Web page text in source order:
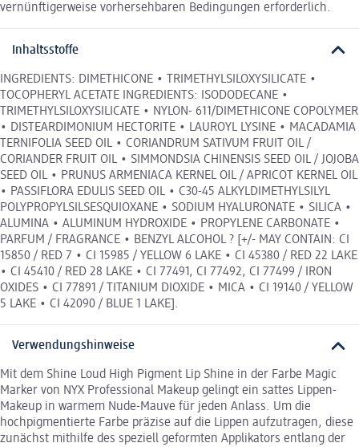
vernünftigerweise vorhersehbaren Bedingungen erforderlich.
Inhaltsstoffe
INGREDIENTS: DIMETHICONE • TRIMETHYLSILOXYSILICATE •
TOCOPHERYL ACETATE INGREDIENTS: ISODODECANE •
TRIMETHYLSILOXYSILICATE • NYLON- 611/DIMETHICONE COPOLYMER
• DISTEARDIMONIUM HECTORITE • LAUROYL LYSINE • MACADAMIA
TERNIFOLIA SEED OIL • CORIANDRUM SATIVUM FRUIT OIL /
CORIANDER FRUIT OIL • SIMMONDSIA CHINENSIS SEED OIL / JOJOBA
SEED OIL • PRUNUS ARMENIACA KERNEL OIL / APRICOT KERNEL OIL
• PASSIFLORA EDULIS SEED OIL • C30-45 ALKYLDIMETHYLSILYL
POLYPROPYLSILSESQUIOXANE • SODIUM HYALURONATE • SILICA •
ALUMINA • ALUMINUM HYDROXIDE • PROPYLENE CARBONATE •
PARFUM / FRAGRANCE • BENZYL ALCOHOL ? [+/- MAY CONTAIN: CI
15850 / RED 7 • CI 15985 / YELLOW 6 LAKE • CI 45380 / RED 22 LAKE
• CI 45410 / RED 28 LAKE • CI 77491, CI 77492, CI 77499 / IRON
OXIDES • CI 77891 / TITANIUM DIOXIDE • MICA • CI 19140 / YELLOW
5 LAKE • CI 42090 / BLUE 1 LAKE].
Verwendungshinweise
Mit dem Shine Loud High Pigment Lip Shine in der Farbe Magic
Marker von NYX Professional Makeup gelingt ein sattes Lippen-
Makeup in warmem Nude-Mauve für jeden Anlass. Um die
hochpigmentierte Farbe präzise auf die Lippen aufzutragen, diese
zunächst mithilfe des speziell geformten Applikators entlang der